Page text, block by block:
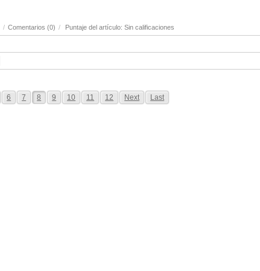
/ Comentarios (0) / Puntaje del artículo: Sin calificaciones
6 7 8 9 10 11 12 Next Last